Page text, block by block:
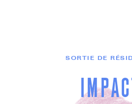
SORTIE DE